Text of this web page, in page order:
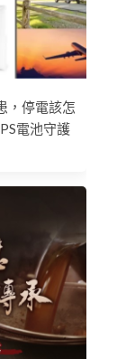
，停電該怎
電池守護